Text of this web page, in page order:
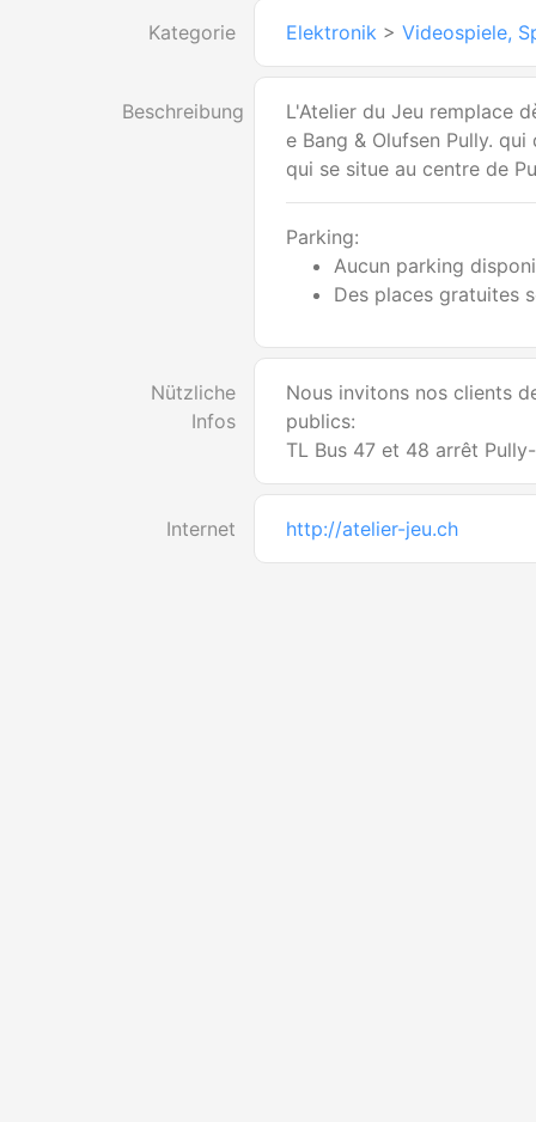
Kategorie Elektronik > Videospiele,
Beschreibung
L'Atelier du Jeu remplace
e Bang & Olufsen Pully.
qui se situe au centre de
Parking:
Aucun parking
Des places gratuites
Nützliche
Infos
Nous invitons nos clients
publics:
TL Bus 47 et 48 arrêt
Internet http://atelier-jeu.ch